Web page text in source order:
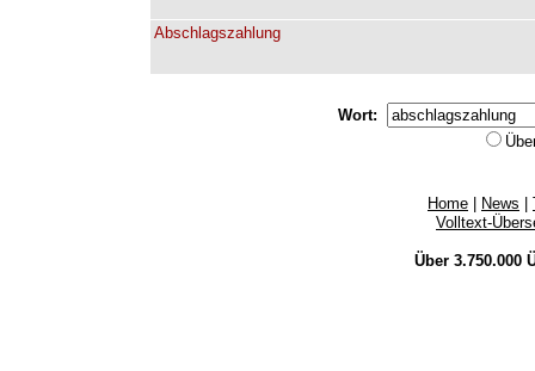
Abschlagszahlung
Wort:
Home News
Volltext-
Über 3.750.000